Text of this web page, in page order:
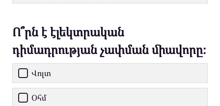
Ո՞րն է էլեկտրական
դիմադրության չափման միավորը։
Վոլտ
Օհմ